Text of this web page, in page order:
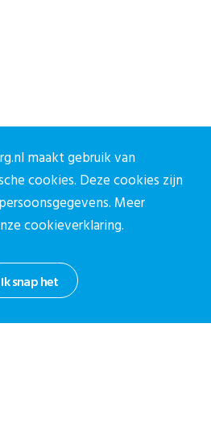
Utrecht
Ik snap het
maakt gebruik van
cookies. Deze cookies zijn
Meer
cookieverklaring.